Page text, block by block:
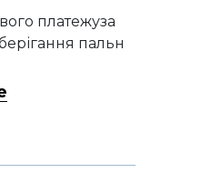
платежуза
пальн